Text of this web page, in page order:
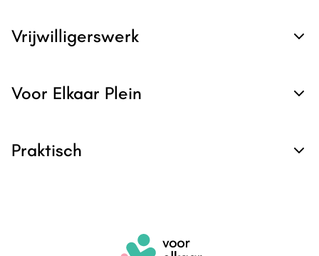
Vrijwilligerswerk
Voor Elkaar Plein
Praktisch